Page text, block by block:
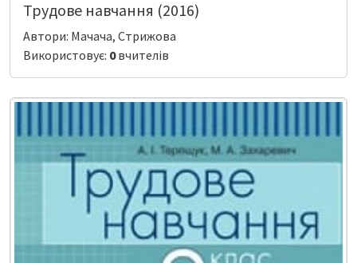
Трудове навчання (2016)
Автори: Мачача, Стрижова
Використовує: 0вчителів